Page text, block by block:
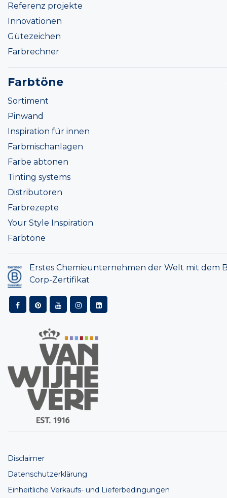
Referenz projekte
Innovationen
Gütezeichen
Farbrechner
Farbtöne
Sortiment
Pinwand
Inspiration für innen
Farbmischanlagen
Farbe abtonen
Tinting systems
Distributoren
Farbrezepte
Your Style Inspiration
Farbtöne
Erstes Chemieunternehmen der Welt mit dem
Corp-Zertifikat
Disclaimer
Datenschutzerklärung
Einheitliche Verkaufs- und Lieferbedingungen